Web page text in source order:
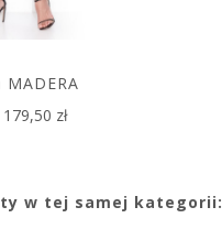
MADERA
179,50 zł
w tej samej kategorii: